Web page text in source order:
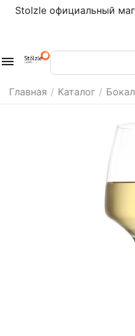
Stolzle официальный
Главная / Каталог /